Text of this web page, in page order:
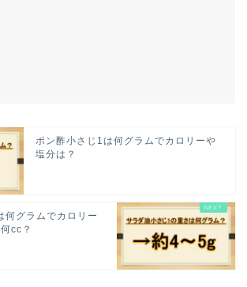
ポン酢小さじ1は何グラムでカロリーや
塩分は？
何グラムでカロリー
cc？